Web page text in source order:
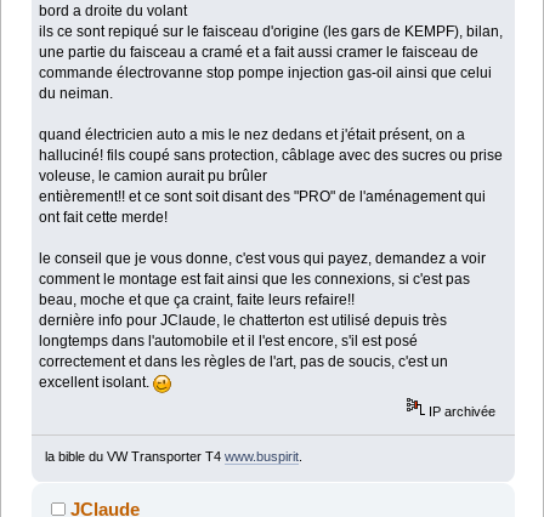
bord a droite du volant
ils ce sont repiqué sur le faisceau d'origine (les gars de KEMPF), bilan,
une partie du faisceau a cramé et a fait aussi cramer le faisceau de
commande électrovanne stop pompe injection gas-oil ainsi que celui
du neiman.
quand électricien auto a mis le nez dedans et j'était présent, on a
halluciné! fils coupé sans protection, câblage avec des sucres ou prise
voleuse, le camion aurait pu brûler
entièrement!! et ce sont soit disant des "PRO" de l'aménagement qui
ont fait cette merde!
le conseil que je vous donne, c'est vous qui payez, demandez a voir
comment le montage est fait ainsi que les connexions, si c'est pas
beau, moche et que ça craint, faite leurs refaire!!
dernière info pour JClaude, le chatterton est utilisé depuis très
longtemps dans l'automobile et il l'est encore, s'il est posé
correctement et dans les règles de l'art, pas de soucis, c'est un
excellent isolant.
IP archivée
la bible du VW Transporter T4 www.buspirit.
JClaude